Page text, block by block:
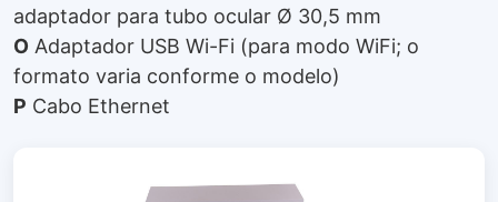
adaptador para tubo ocular Ø 30,5 mm
O Adaptador USB Wi-Fi (para modo WiFi; o
formato varia conforme o modelo)
P Cabo Ethernet